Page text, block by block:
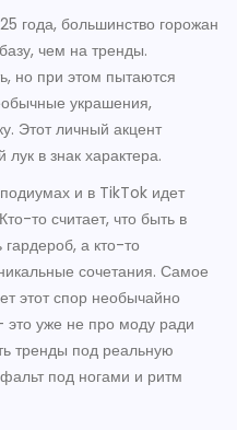
года, большинство горожан
чем на тренды.
но при этом пытаются
украшения,
Этот личный акцент
в знак характера.
и в TikTok идет
то считает, что быть в
гардероб, а кто-то
сочетания. Самое
этот спор необычайно
это уже не про моду ради
тренды под реальную
под ногами и ритм